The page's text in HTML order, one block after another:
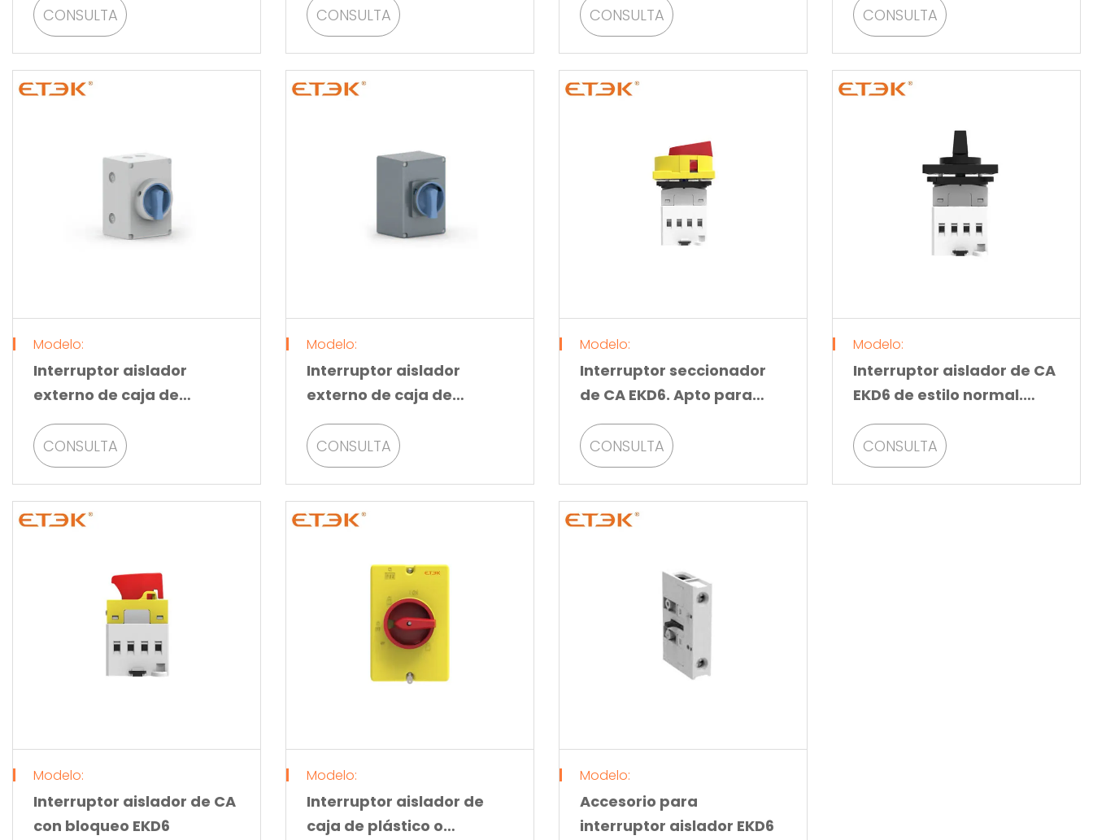
CONSULTA
CONSULTA
CONSULTA
CONSULTA
Modelo:
Interruptor aislador
externo de caja de
plástico EKD80
CONSULTA
Modelo:
Interruptor aislador
externo de caja de
aluminio EKD80
CONSULTA
Modelo:
Interruptor seccionador
de CA EKD6. Apto para
montaje en panel con
maneta giratoria.
CONSULTA
Modelo:
Interruptor aislador de CA
EKD6 de estilo normal.
Adecuado para montaje
en panel.
CONSULTA
Modelo:
Interruptor aislador de CA
con bloqueo EKD6
Modelo:
Interruptor aislador de
caja de plástico o
Modelo:
Accesorio para
interruptor aislador EKD6